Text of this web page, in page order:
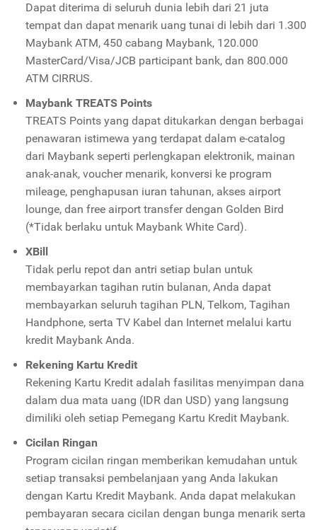
Dapat diterima di seluruh dunia lebih dari 21 juta
tempat dan dapat menarik uang tunai di lebih dari 1.300
Maybank ATM, 450 cabang Maybank, 120.000
MasterCard/Visa/JCB participant bank, dan 800.000
ATM CIRRUS.
Maybank TREATS Points
TREATS Points yang dapat ditukarkan dengan berbagai
penawaran istimewa yang terdapat dalam e-catalog
dari Maybank seperti perlengkapan elektronik, mainan
anak-anak, voucher menarik, konversi ke program
mileage, penghapusan iuran tahunan, akses airport
lounge, dan free airport transfer dengan Golden Bird
(*Tidak berlaku untuk Maybank White Card).
XBill
Tidak perlu repot dan antri setiap bulan untuk
membayarkan tagihan rutin bulanan, Anda dapat
membayarkan seluruh tagihan PLN, Telkom, Tagihan
Handphone, serta TV Kabel dan Internet melalui kartu
kredit Maybank Anda.
Rekening Kartu Kredit
Rekening Kartu Kredit adalah fasilitas menyimpan dana
dalam dua mata uang (IDR dan USD) yang langsung
dimiliki oleh setiap Pemegang Kartu Kredit Maybank.
Cicilan Ringan
Program cicilan ringan memberikan kemudahan untuk
setiap transaksi pembelanjaan yang Anda lakukan
dengan Kartu Kredit Maybank. Anda dapat melakukan
pembayaran secara cicilan dengan bunga menarik serta